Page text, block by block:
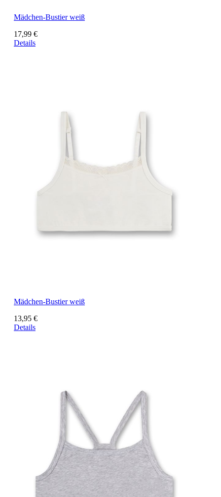
Mädchen-Bustier weiß
17,99 €
Details
Mädchen-Bustier weiß
13,95 €
Details